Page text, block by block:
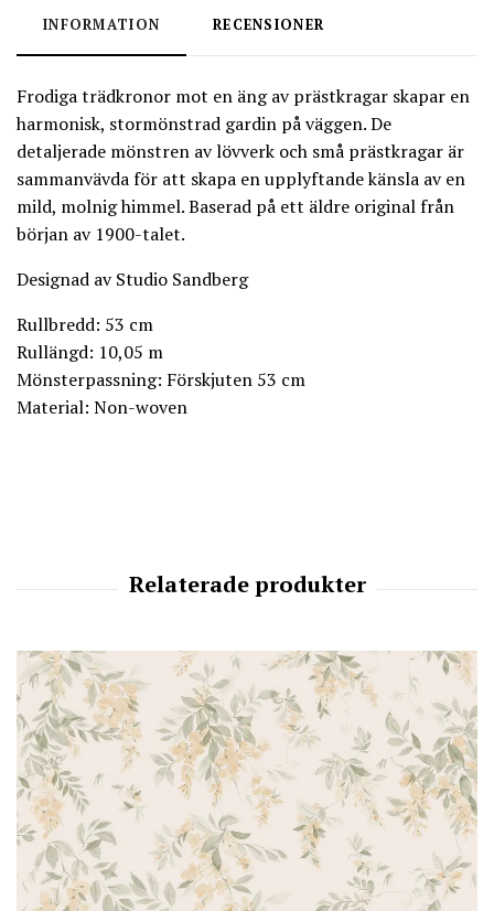
INFORMATION RECENSIONER
Frodiga trädkronor mot en äng av prästkragar skapar en
harmonisk, stormönstrad gardin på väggen. De
detaljerade mönstren av lövverk och små prästkragar är
sammanvävda för att skapa en upplyftande känsla av en
mild, molnig himmel. Baserad på ett äldre original från
början av 1900-talet.
Designad av Studio Sandberg
Rullbredd: 53 cm
Rullängd: 10,05 m
Mönsterpassning: Förskjuten 53 cm
Material: Non-woven